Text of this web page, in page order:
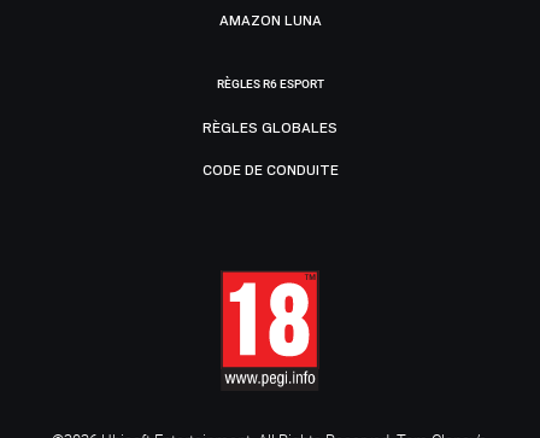
AMAZON LUNA
RÈGLES R6 ESPORT
RÈGLES GLOBALES
CODE DE CONDUITE